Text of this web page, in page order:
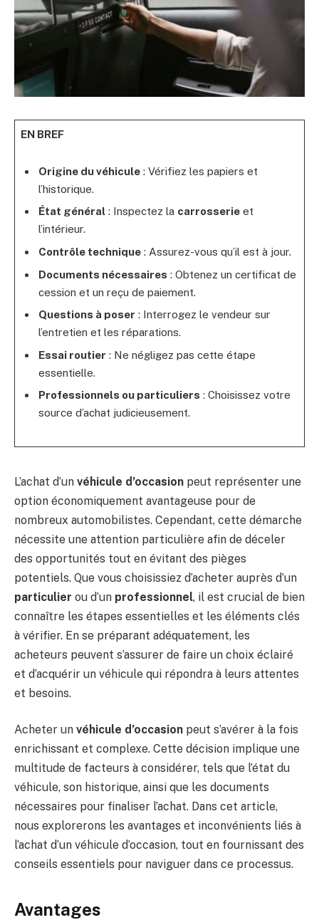
EN BREF
Origine du véhicule: Vérifiez les papiers et
l’historique.
État général: Inspectez la carrosserieet
l’intérieur.
Contrôle technique: Assurez-vous qu’il est à jour.
Documents nécessaires : Obtenez un certificat de
cession et un reçu de paiement.
Questions à poser : Interrogez le vendeur sur
l’entretien et les réparations.
Essai routier : Ne négligez pas cette étape
essentielle.
Professionnels ou particuliers : Choisissez votre
source d’achat judicieusement.
L’achat d’un véhicule d’occasion peut représenter une
option économiquement avantageuse pour de
nombreux automobilistes. Cependant, cette démarche
nécessite une attention particulière afin de déceler
des opportunités tout en évitant des pièges
potentiels. Que vous choisissiez d’acheter auprès d’un
particulier ou d’un professionnel, il est crucial de bien
connaître les étapes essentielles et les éléments clés
à vérifier. En se préparant adéquatement, les
acheteurs peuvent s’assurer de faire un choix éclairé
et d’acquérir un véhicule qui répondra à leurs attentes
et besoins.
Acheter un véhicule d’occasion peut s’avérer à la fois
enrichissant et complexe. Cette décision implique une
multitude de facteurs à considérer, tels que l’état du
véhicule, son historique, ainsi que les documents
nécessaires pour finaliser l’achat. Dans cet article,
nous explorerons les avantages et inconvénients liés à
l’achat d’un véhicule d’occasion, tout en fournissant des
conseils essentiels pour naviguer dans ce processus.
Avantages